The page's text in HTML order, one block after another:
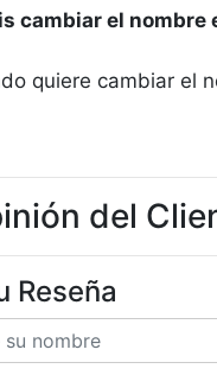
cambiar el nombre
quiere cambiar el
del
Reseña